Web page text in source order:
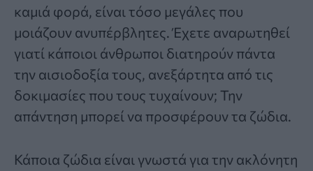
καμιά φορά, είναι τόσο μεγάλες που
μοιάζουν ανυπέρβλητες. Έχετε αναρωτηθεί
γιατί κάποιοι άνθρωποι διατηρούν πάντα
την αισιοδοξία τους, ανεξάρτητα από τις
δοκιμασίες που τους τυχαίνουν; Την
απάντηση μπορεί να προσφέρουν τα ζώδια.
Κάποια ζώδια είναι γνωστά για την ακλόνητη